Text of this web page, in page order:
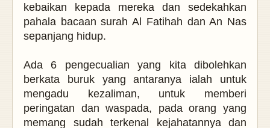
kebaikan kepada mereka dan sedekahkan
pahala bacaan surah Al Fatihah dan An Nas
sepanjang hidup.
Ada 6 pengecualian yang kita dibolehkan
berkata buruk yang antaranya ialah untuk
mengadu kezaliman, untuk memberi
peringatan dan waspada, pada orang yang
memang sudah terkenal kejahatannya dan